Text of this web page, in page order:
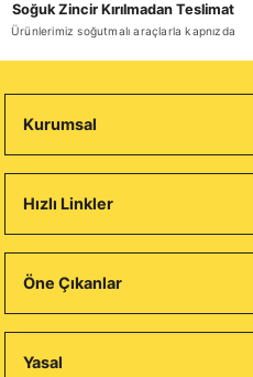
Soğuk Zincir Kırılmadan Teslimat
Ürünlerimiz soğutmalı araçlarla kapnızda
Kurumsal
Hızlı Linkler
Öne Çıkanlar
Yasal